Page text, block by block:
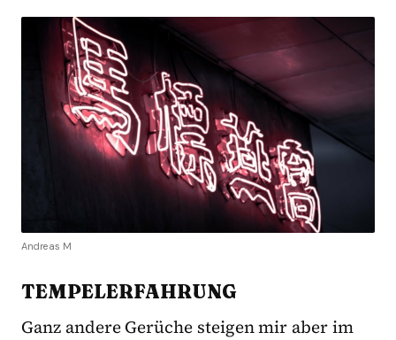
Andreas M
TEMPELERFAHRUNG
Ganz andere Gerüche steigen mir aber im